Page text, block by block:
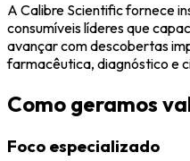
A Calibre Scientific fornece
consumíveis líderes que
avançar com descobertas
farmacêutica, diagnóstico e
Como geramos
Foco especializado